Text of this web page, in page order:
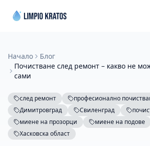
Начало
Блог
Почистване след ремонт – какво не
сами
след ремонт професионално
Димитровград
Свиленград
миене на прозорци
миене на подове
Хасковска област